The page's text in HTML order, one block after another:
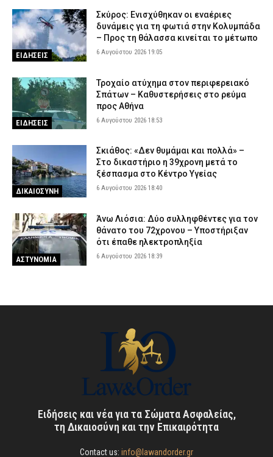
ΕΙΔΗΣΕΙΣ
Σκύρος: Ενισχύθηκαν οι εναέριες
δυνάμεις για τη φωτιά στην Κολυμπάδα
– Προς τη θάλασσα κινείται το μέτωπο
6 Αυγούστου 2026 19:05
ΕΙΔΗΣΕΙΣ
Τροχαίο ατύχημα στον περιφερειακό
Σπάτων – Καθυστερήσεις στο ρεύμα
προς Αθήνα
6 Αυγούστου 2026 18:53
ΔΙΚΑΙΟΣΥΝΗ
Σκιάθος: «Δεν θυμάμαι και πολλά» –
Στο δικαστήριο η 39χρονη μετά το
ξέσπασμα στο Κέντρο Υγείας
6 Αυγούστου 2026 18:40
ΑΣΤΥΝΟΜΙΑ
Άνω Λιόσια: Δύο συλληφθέντες για τον
θάνατο του 72χρονου – Υποστήριξαν
ότι έπαθε ηλεκτροπληξία
6 Αυγούστου 2026 18:39
Ειδήσεις και νέα για τα Σώματα Ασφαλείας,
τη Δικαιοσύνη και την Επικαιρότητα
Contact us: info@lawandorder.gr